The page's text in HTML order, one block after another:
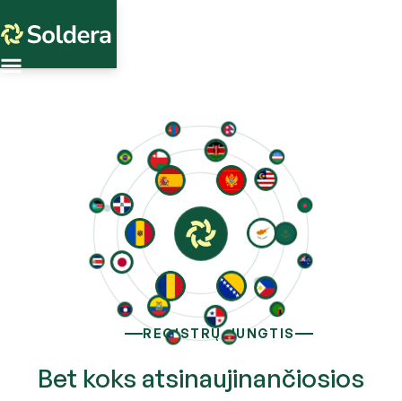
REGISTRŲ JUNGTIS
Bet koks atsinaujinančiosios